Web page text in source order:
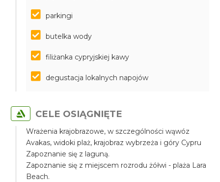
parkingi
butelka wody
filiżanka cypryjskiej kawy
degustacja lokalnych napojów
CELE OSIĄGNIĘTE
Wrażenia krajobrazowe, w szczególności wąwóz
Avakas, widoki plaż, krajobraz wybrzeża i góry Cypru
Zapoznanie się z laguną.
Zapoznanie się z miejscem rozrodu żółwi - plaża Lara
Beach.